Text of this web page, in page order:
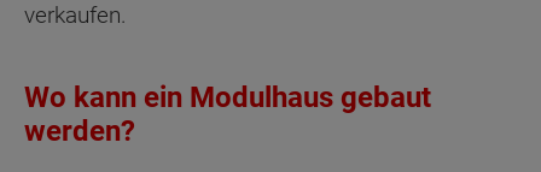
verkaufen.
Wo kann ein Modulhaus gebaut
werden?